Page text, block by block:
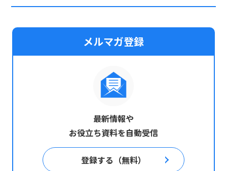
メルマガ登録
最新情報や
お役立ち資料を自動受信
登録する（無料）